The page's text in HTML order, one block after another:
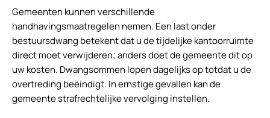
Gemeenten kunnen verschillende
handhavingsmaatregelen nemen. Een last onder
bestuursdwang betekent dat u de tijdelijke kantoorruimte
direct moet verwijderen; anders doet de gemeente dit op
uw kosten. Dwangsommen lopen dagelijks op totdat u de
overtreding beëindigt. In ernstige gevallen kan de
gemeente strafrechtelijke vervolging instellen.